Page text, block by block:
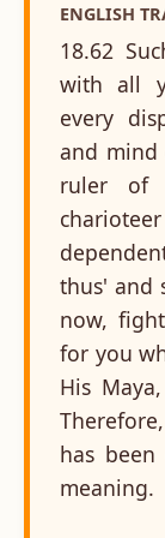
ENGLISH
18.62
with all
every
and mind
ruler of
thus' and
now,
for you
His
has
meaning.